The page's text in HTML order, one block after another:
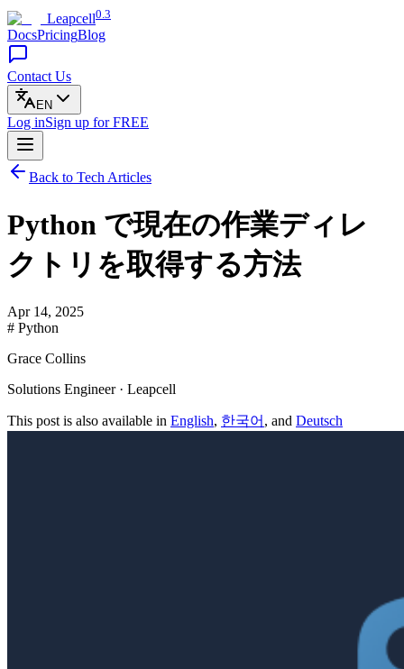
Leapcell0.3
DocsPricingBlog
Contact Us
EN
Log inSign up for FREE
Back to Tech Articles
Python で現在の作業ディレ
クトリを取得する方法
Apr 14, 2025
# Python
Grace Collins
Solutions Engineer · Leapcell
This post is also available in English, 한국어 , and Deutsch